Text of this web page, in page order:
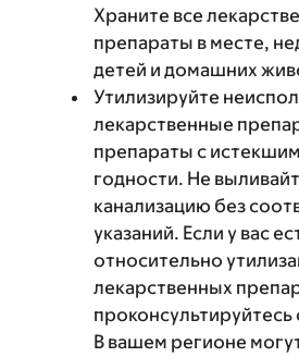
Храните все
препараты в месте,
детей и домашних
Утилизируйте
лекарственные
препараты с
годности. Не
канализацию без
указаний. Если у вас
относительно
лекарственных
В вашем регионе